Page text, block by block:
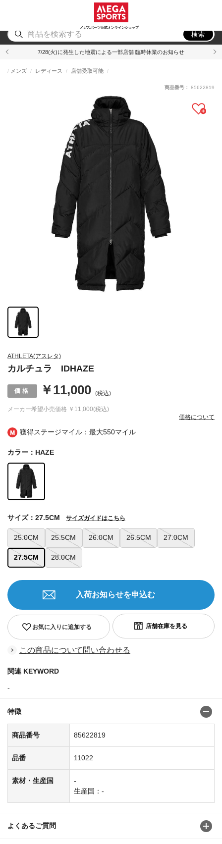
メガスポーツ公式オンラインショップ
アウトドア
検索
7/28(火)に発生した地震による一部店舗 臨時休業のお知らせ
獲得ステージマイル：最大550マイル
ATHLETA(アスレタ)
カルチュラ IDHAZE
メンズ レディース 店舗受取可能
メーカー希望小売価格 ￥11,000(税込)
￥11,000 (税込)
価格について
商品番号： 85622819
カラー：HAZE
25.0CM 25.5CM 26.0CM 26.5CM 27.0CM
27.5CM 28.0CM
サイズ：27.5CM サイズガイドはこちら
お気に入りに追加する
入荷お知らせを申込む
この商品について問い合わせる
関連 KEYWORD
-
特徴
商品番号 85622819
品番 11022
素材・生産国
-
生産国：-
よくあるご質問